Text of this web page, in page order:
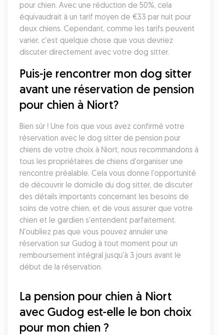
pour chien. Avec une réduction de 50%, cela
équivaudrait à un tarif moyen de €33 par nuit pour
deux chiens. Cependant, comme les tarifs peuvent
varier, c'est quelque chose que vous devriez
discuter directement avec votre dog sitter.
Puis-je rencontrer mon dog sitter
avant une réservation de pension
pour chien à Niort?
Bien sûr ! Une fois que vous avez confirmé votre
réservation avec le dog sitter de pension pour
chiens de votre choix à Niort, nous recommandons à
tous les propriétaires de chiens d'organiser une
rencontre préalable. Cela vous donne l'opportunité
de découvrir le domicile du dog sitter, de discuter
des détails importants concernant les besoins de
soins de votre chien, et de vous assurer que votre
chien et le gardien s'entendent parfaitement.
N'oubliez pas que vous pouvez annuler une
réservation sur Gudog à tout moment pour un
remboursement intégral jusqu'à 3 jours avant le
début de la réservation.
La pension pour chien à Niort
avec Gudog est-elle le bon choix
pour mon chien ?